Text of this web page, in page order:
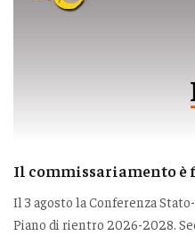
Il commissariamento è
Il 3 agosto la Conferenza
Piano di rientro 2026-2028.